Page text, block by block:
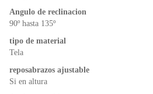
Angulo de reclinacion
90º hasta 135º
tipo de material
Tela
reposabrazos ajustable
Si en altura